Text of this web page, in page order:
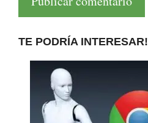
TE PODRÍA INTERESAR!